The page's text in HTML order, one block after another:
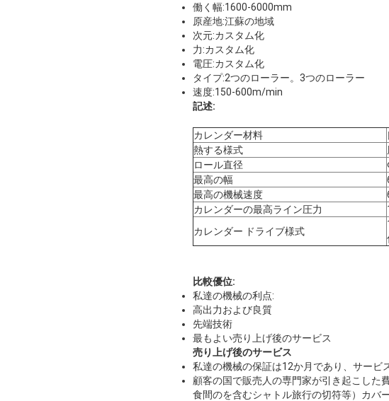
働く幅:1600-6000mm
原産地:江蘇の地域
次元:カスタム化
力:カスタム化
電圧:カスタム化
タイプ:2つのローラー。3つのローラー
速度:150-600m/min
記述:
カレンダー材料
熱する様式
ロール直径
最高の幅
最高の機械速度
カレンダーの最高ライン圧力
カレンダー ドライブ様式
比較優位:
私達の機械の利点:
高出力および良質
先端技術
最もよい売り上げ後のサービス
売り上げ後のサービス
私達の機械の保証は12か月であり、サービ
顧客の国で販売人の専門家が引き起こした
食間のを含むシャトル旅行の切符等）カバー